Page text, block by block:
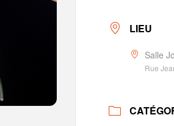
LIEU
Salle
Rue